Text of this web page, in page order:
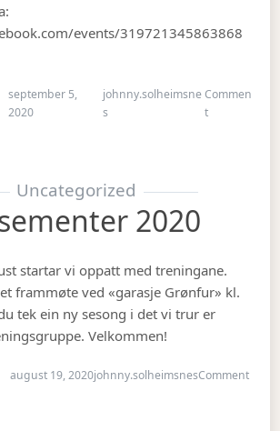
events/319721345863868
september 5,
2020
johnny.solheimsne
s
Commen
ton Gubbetur
Uncategorized
2020
startar vi oppatt med treningane.
frammøte ved «garasje Grønfur» kl.
tek ein ny sesong i det vi trur er
Velkommen!
august 19, 2020johnny.solheimsnesCommenton